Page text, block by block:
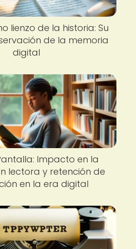
lienzo de la historia: Su
de la memoria
digital
Impacto en la
lectora y retención de
en la era digital